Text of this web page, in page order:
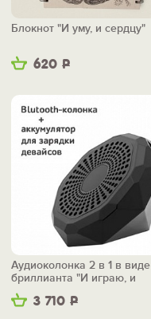
620 Р
Блокнот "И уму, и сердцу"
3 710 Р
Аудиоколонка 2 в 1 в виде
бриллианта "И играю, и
заряжаю"